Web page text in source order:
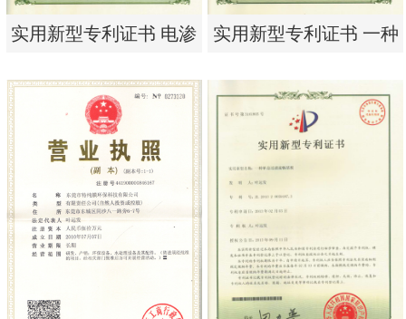
实用新型专利证书 电渗
实用新型专利证书 电渗
析器用纯水隔板组件
实用新型专利证书 一种
实用新型专利证书 一种
单边过滤流畅基板